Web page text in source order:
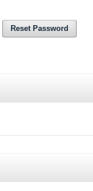
Reset Password